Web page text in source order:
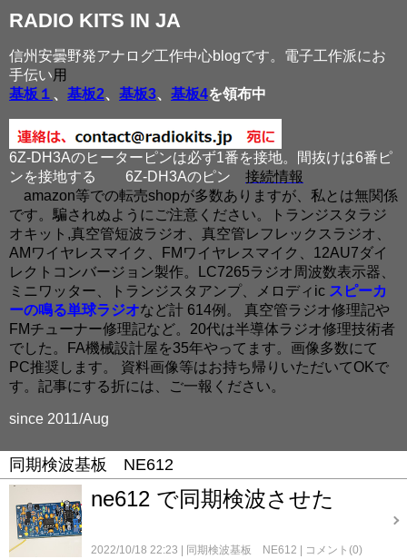
RADIO KITS IN JA
信州安曇野発アナログ工作中心blogです。電子工作派にお
手伝い用
基板１ 、 基板2、 基板3、 基板4を領布中
6Z-DH3Aのヒーターピンは必ず1番を接地。間抜けは6番ピ
ンを接地する
6Z-DH3Aのピン 接続情報
amazon等での転売shopが多数ありますが、私とは無関係
です。騙されぬようにご注意ください。トランジスタラジ
オキット,真空管短波ラジオ、真空管レフレックスラジオ、
AMワイヤレスマイク、FMワイヤレスマイク、12AU7ダイ
レクトコンバージョン製作。LC7265ラジオ周波数表示器、
ミニワッター、トランジスタアンプ、メロディic スピーカ
ーの鳴る単球ラジオなど計 614例。 真空管ラジオ修理記や
FMチューナー修理記など。20代は半導体ラジオ修理技術者
でした。FA機械設計屋を35年やってます。画像多数にて
PC推奨します。 資料画像等はお持ち帰りいただいてOKで
す。記事にする折には、ご一報ください。
since 2011/Aug
同期検波基板 NE612
ne612 で同期検波させた
2022/10/18 22:23 同期検波基板 NE612 コメント(0)